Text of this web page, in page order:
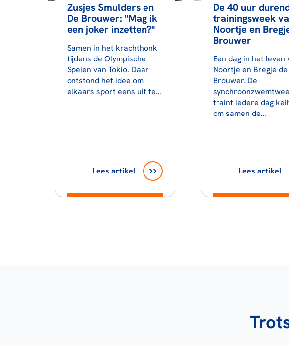
Zusjes Smulders en
De Brouwer: "Mag ik
een joker inzetten?"
Samen in het krachthonk
tijdens de Olympische
Spelen van Tokio. Daar
ontstond het idee om
elkaars sport eens uit te…
Lees artikel
De 40 uur
trainingsweek
Noortje en
Brouwer
Een dag in het leven
Noortje en Bregje de
Brouwer. De
traint iedere dag
om samen de…
Lees artikel